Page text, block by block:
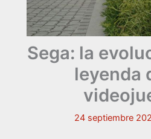
Sega: la
leyenda
24 septiembre